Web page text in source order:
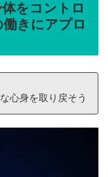
をコントロ
きにアプロ
心身を取り戻そう